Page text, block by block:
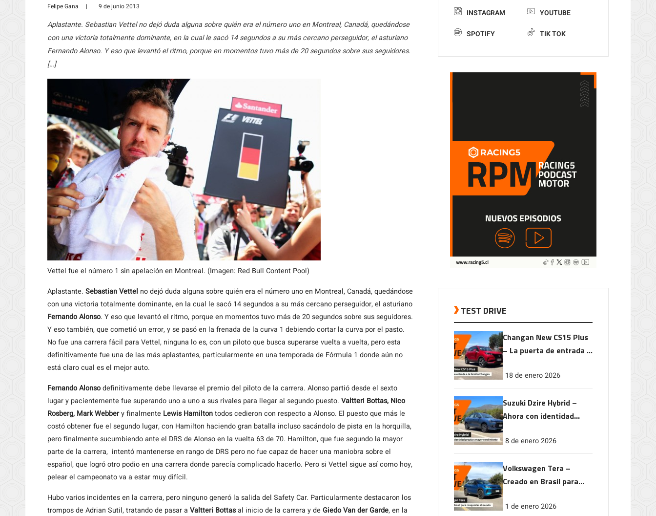
Felipe Gana | 9 de junio 2013
Aplastante. Sebastian Vettel no dejó duda alguna sobre quién era el número uno en Montreal, Canadá, quedándose
con una victoria totalmente dominante, en la cual le sacó 14 segundos a su más cercano perseguidor, el asturiano
Fernando Alonso. Y eso que levantó el ritmo, porque en momentos tuvo más de 20 segundos sobre sus seguidores.
[…]
Vettel fue el número 1 sin apelación en Montreal. (Imagen: Red Bull Content Pool)
Aplastante. Sebastian Vettel no dejó duda alguna sobre quién era el número uno en Montreal, Canadá, quedándose
con una victoria totalmente dominante, en la cual le sacó 14 segundos a su más cercano perseguidor, el asturiano
Fernando Alonso. Y eso que levantó el ritmo, porque en momentos tuvo más de 20 segundos sobre sus seguidores.
Y eso también, que cometió un error, y se pasó en la frenada de la curva 1 debiendo cortar la curva por el pasto.
No fue una carrera fácil para Vettel, ninguna lo es, con un piloto que busca superarse vuelta a vuelta, pero esta
definitivamente fue una de las más aplastantes, particularmente en una temporada de Fórmula 1 donde aún no
está claro cual es el mejor auto.
Fernando Alonsodefinitivamente debe llevarse el premio del piloto de la carrera. Alonso partió desde el sexto
lugar y pacientemente fue superando uno a uno a sus rivales para llegar al segundo puesto. Valtteri Bottas, Nico
Rosberg, Mark Webbery finalmente Lewis Hamiltontodos cedieron con respecto a Alonso. El puesto que más le
costó obtener fue el segundo lugar, con Hamilton haciendo gran batalla incluso sacándolo de pista en la horquilla,
pero finalmente sucumbiendo ante el DRS de Alonso en la vuelta 63 de 70. Hamilton, que fue segundo la mayor
parte de la carrera, intentó mantenerse en rango de DRS pero no fue capaz de hacer una maniobra sobre el
español, que logró otro podio en una carrera donde parecía complicado hacerlo. Pero si Vettel sigue así como hoy,
pelear el campeonato va a estar muy difícil.
Hubo varios incidentes en la carrera, pero ninguno generó la salida del Safety Car. Particularmente destacaron los
trompos de Adrian Sutil, tratando de pasar a Valtteri Bottasal inicio de la carrera y de Giedo Van der Garde, en la
INSTAGRAM YOUTUBE
SPOTIFY TIK TOK
TEST DRIVE
Changan New CS15 Plus
– La puerta de entrada a
18 de enero 2026
Suzuki Dzire Hybrid –
Ahora con identidad
rendimiento
8 de enero 2026
Volkswagen Tera –
Creado en Brasil para
1 de enero 2026